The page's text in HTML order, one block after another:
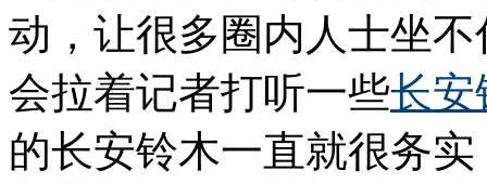
动，让很多圈内人士坐
会拉着记者打听一些长安
的长安铃木一直就很务